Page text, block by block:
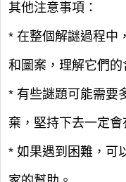
其他注意事項：
* 在整個解謎過程中
和圖案，理解它們的
* 有些謎題可能需要
棄，堅持下去一定會
* 如果遇到困難，可